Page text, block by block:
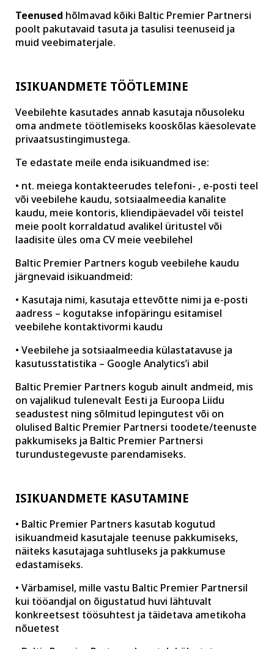
Teenused hõlmavad kõiki Baltic Premier Partnersi
poolt pakutavaid tasuta ja tasulisi teenuseid ja
muid veebimaterjale.
ISIKUANDMETE TÖÖTLEMINE
Veebilehte kasutades annab kasutaja nõusoleku
oma andmete töötlemiseks kooskõlas käesolevate
privaatsustingimustega.
Te edastate meile enda isikuandmed ise:
• nt. meiega kontakteerudes telefoni- , e-posti teel
või veebilehe kaudu, sotsiaalmeedia kanalite
kaudu, meie kontoris, kliendipäevadel või teistel
meie poolt korraldatud avalikel üritustel või
laadisite üles oma CV meie veebilehel
Baltic Premier Partners kogub veebilehe kaudu
järgnevaid isikuandmeid:
• Kasutaja nimi, kasutaja ettevõtte nimi ja e-posti
aadress – kogutakse infopäringu esitamisel
veebilehe kontaktivormi kaudu
• Veebilehe ja sotsiaalmeedia külastatavuse ja
kasutusstatistika – Google Analytics’i abil
Baltic Premier Partners kogub ainult andmeid, mis
on vajalikud tulenevalt Eesti ja Euroopa Liidu
seadustest ning sõlmitud lepingutest või on
olulised Baltic Premier Partnersi toodete/teenuste
pakkumiseks ja Baltic Premier Partnersi
turundustegevuste parendamiseks.
ISIKUANDMETE KASUTAMINE
• Baltic Premier Partners kasutab kogutud
isikuandmeid kasutajale teenuse pakkumiseks,
näiteks kasutajaga suhtluseks ja pakkumuse
edastamiseks.
• Värbamisel, mille vastu Baltic Premier Partnersil
kui tööandjal on õigustatud huvi lähtuvalt
konkreetsest töösuhtest ja täidetava ametikoha
nõuetest